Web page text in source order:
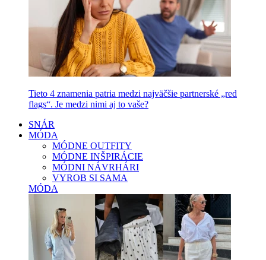
Tieto 4 znamenia patria medzi najväčšie partnerské „red
flags“. Je medzi nimi aj to vaše?
SNÁR
MÓDA
MÓDNE OUTFITY
MÓDNE INŠPIRÁCIE
MÓDNI NÁVRHÁRI
VYROB SI SAMA
MÓDA